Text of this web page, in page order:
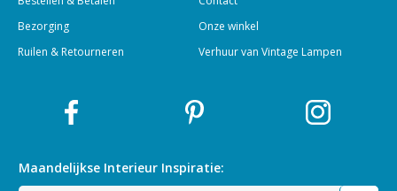
Bezorging
Ruilen & Retourneren
Onze winkel
Verhuur van Vintage Lampen
Maandelijkse Interieur Inspiratie: